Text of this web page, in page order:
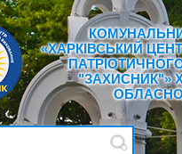
«ХАРКІВСЬКИЙ
"ЗАХИСНИК"»